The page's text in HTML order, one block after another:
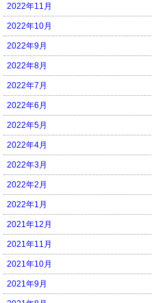
2022年11月
2022年10月
2022年9月
2022年8月
2022年7月
2022年6月
2022年5月
2022年4月
2022年3月
2022年2月
2022年1月
2021年12月
2021年11月
2021年10月
2021年9月